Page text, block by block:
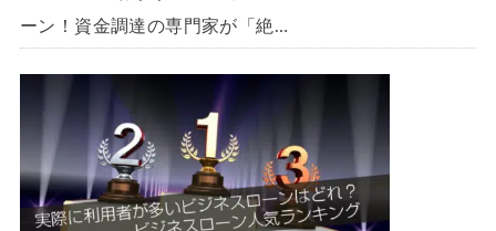
ーン！資金調達の専門家が「絶
ーン・事業者ローン・商工ローン
ランキング